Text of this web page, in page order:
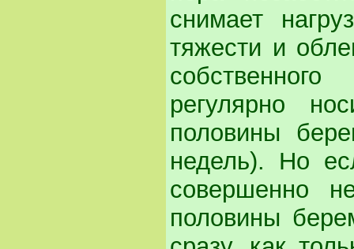
снимает
тяжести и
регулярно
половины
недель). Но
совершенно
половины